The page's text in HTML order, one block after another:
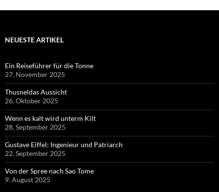
NEUESTE ARTIKEL
Ein Reiseführer für die Tonne
27. November 2025
Thusneldas Aussicht
26. Oktober 2025
Wenn es kalt wird unterm Kilt
28. September 2025
Gustave Eiffel: Ingenieur und Patriarch
22. September 2025
Von der Spree nach Sao Tome
9. August 2025